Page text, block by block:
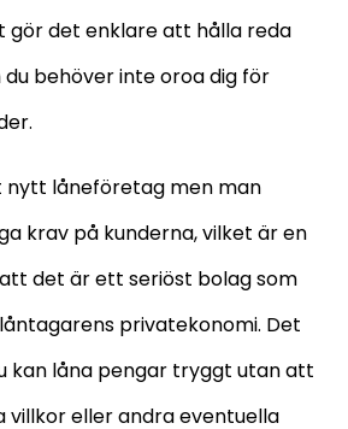
gör det enklare att hålla reda
behöver inte oroa dig för
låneföretag men man
krav på kunderna, vilket är en
det är ett seriöst bolag som
privatekonomi. Det
kan låna pengar tryggt utan att
villkor eller andra eventuella